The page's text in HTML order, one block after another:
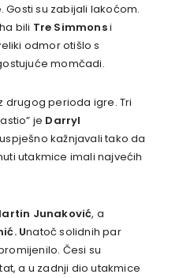
su zabijali lakoćom.
bili Tre Simmonsi
odmor otišlo s
momčadi.
drugog perioda igre. Tri
je Darryl
kažnjavali tako da
utakmice imali najvećih
Junaković, a
Unatoč solidnih par
Česi su
a u zadnji dio utakmice